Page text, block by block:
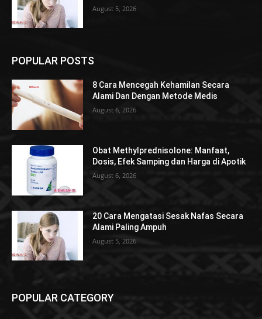
August 5, 2026
POPULAR POSTS
8 Cara Mencegah Kehamilan Secara
Alami Dan Dengan Metode Medis
August 6, 2026
Obat Methylprednisolone: Manfaat,
Dosis, Efek Samping dan Harga di Apotik
August 6, 2026
20 Cara Mengatasi Sesak Nafas Secara
Alami Paling Ampuh
August 5, 2026
POPULAR CATEGORY